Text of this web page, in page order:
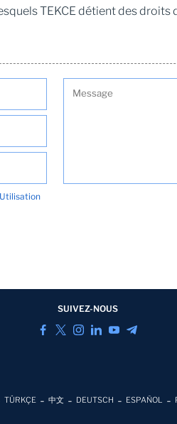
TEKCE détient des
SUIVEZ-NOUS
TÜRKÇE 中文 DEUTSCH ESPAÑOL